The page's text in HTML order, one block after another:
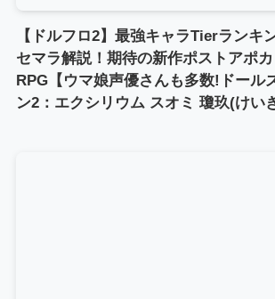
【ドルフロ2】最強キャラTierランキ
セマラ解説！期待の新作ポストアポ
RPG【ウマ娘声優さんも多数!ドール
ン2：エクシリウム スオミ 瓊玖(けい